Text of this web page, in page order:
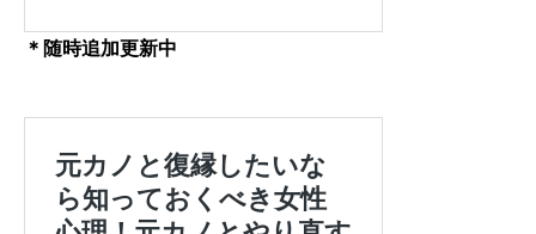
＊随時追加更新中